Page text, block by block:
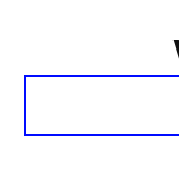
Voice
Vivekananda